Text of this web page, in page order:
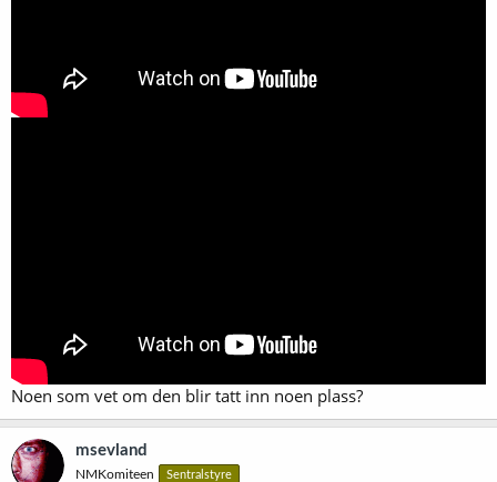
Noen som vet om den blir tatt inn noen plass?
msevland
NMKomiteen Sentralstyre